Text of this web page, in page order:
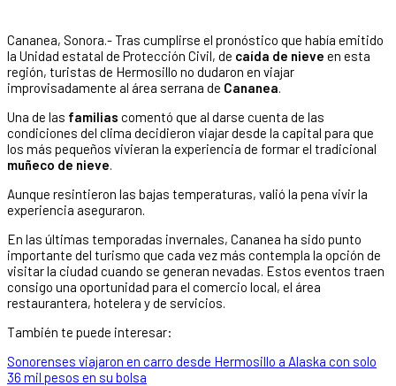
Cananea, Sonora.- Tras cumplirse el pronóstico que había emitido
la Unidad estatal de Protección Civil, de caída de nieve en esta
región, turistas de Hermosillo no dudaron en viajar
improvisadamente al área serrana de Cananea.
Una de las familias comentó que al darse cuenta de las
condiciones del clima decidieron viajar desde la capital para que
los más pequeños vivieran la experiencia de formar el tradicional
muñeco de nieve.
Aunque resintieron las bajas temperaturas, valió la pena vivir la
experiencia aseguraron.
En las últimas temporadas invernales, Cananea ha sido punto
importante del turismo que cada vez más contempla la opción de
visitar la ciudad cuando se generan nevadas. Estos eventos traen
consigo una oportunidad para el comercio local, el área
restaurantera, hotelera y de servicios.
También te puede interesar:
Sonorenses viajaron en carro desde Hermosillo a Alaska con solo
36 mil pesos en su bolsa